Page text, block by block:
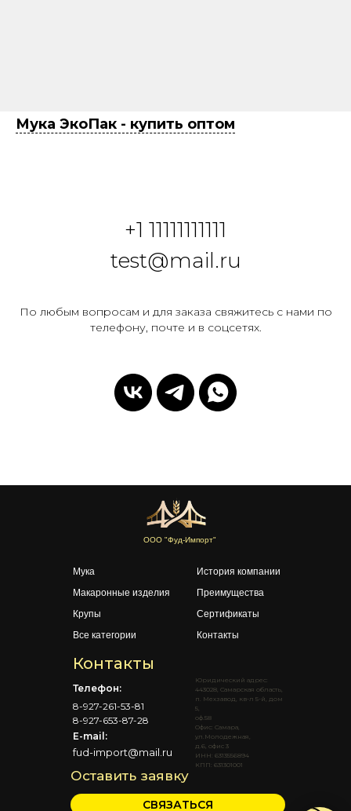
Мука ЭкоПак - купить оптом
+1 11111111111
test@mail.ru
По любым вопросам и для заказа свяжитесь с нами по
телефону, почте и в соцсетях.
История компании
Преимущества
Сертификаты
Контакты
Мука
Макаронные изделия
Крупы
Все категории
ООО "Фуд-Импорт"
Юридический адрес:
443028, Самарская область,
п. Мехзавод, кв-л 5-й, дом
5,
оф.58
Офис: Самара,
ул.Молодежная,
д.6, офис 3
ИНН: 6313556894
КПП: 631301001
СВЯЗАТЬСЯ
Оставить заявку
Контакты
Телефон:
8-927-261-53-81
8-927-653-87-28
E-mail:
fud-import@mail.ru